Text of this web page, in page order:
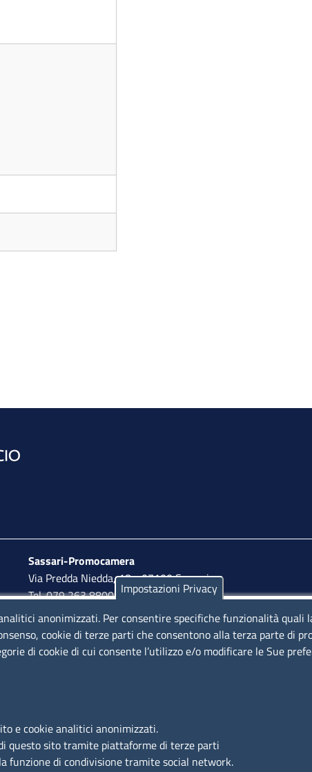
Sassari-Promocamera
Via Predda Niedda, 18 - 07100 Sassari
Tel. 079 263 8800 | Fax 079 2638810
lunedì al venerdì: 10,00 - 13,00; mercoledì pomeriggio:
15,30 - 17,00
Segnalazione di illecito
Amministrazione Trasparente
Impostazioni Privacy
anonimizzati. Per consentire specifiche funzionalità
cookie di terze parti che consentono alla terza parte di
di cookie di cui consente l’utilizzo e/o modificare le Sue
e cookie analitici anonimizzati.
questo sito tramite piattaforme di terze parti
funzione di condivisione tramite social network.